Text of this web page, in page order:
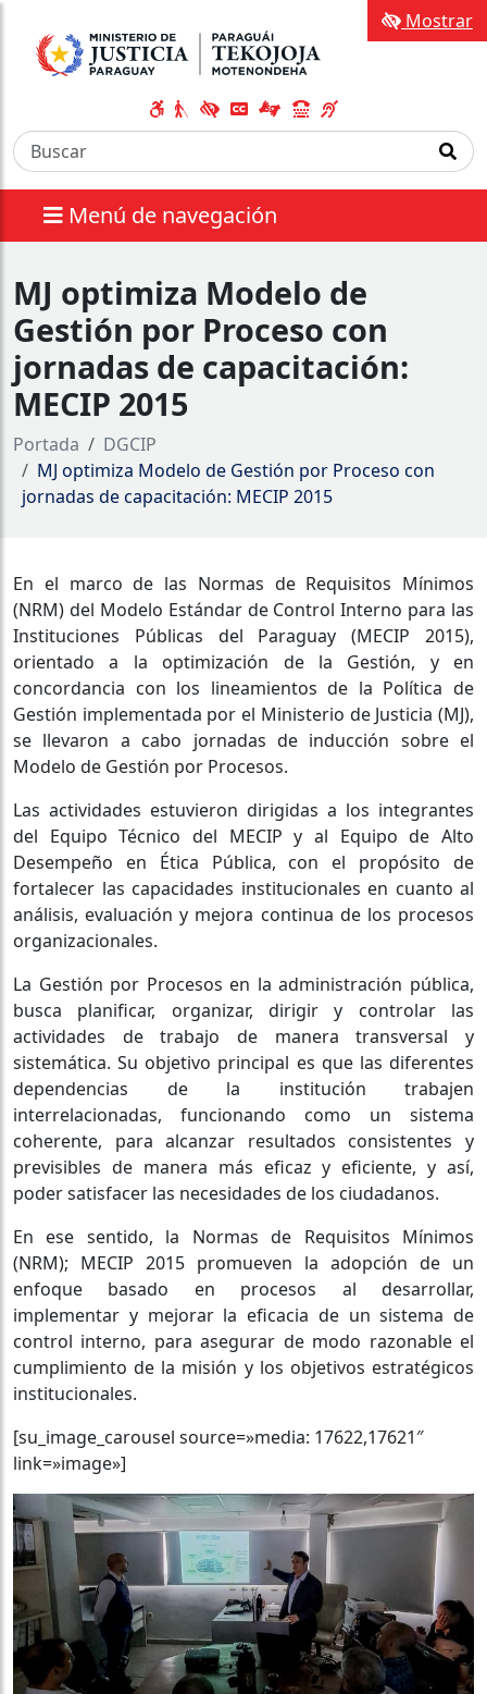
Menú de navegación
Mostrar
MJ optimiza Modelo de
Gestión por Proceso con
jornadas de capacitación:
MECIP 2015
Portada
DGCIP
MJ optimiza Modelo de Gestión por Proceso con
jornadas de capacitación: MECIP 2015
En el marco de las Normas de Requisitos Mínimos
(NRM) del Modelo Estándar de Control Interno para las
Instituciones Públicas del Paraguay (MECIP 2015),
orientado a la optimización de la Gestión, y en
concordancia con los lineamientos de la Política de
Gestión implementada por el Ministerio de Justicia (MJ),
se llevaron a cabo jornadas de inducción sobre el
Modelo de Gestión por Procesos.
Las actividades estuvieron dirigidas a los integrantes
del Equipo Técnico del MECIP y al Equipo de Alto
Desempeño en Ética Pública, con el propósito de
fortalecer las capacidades institucionales en cuanto al
análisis, evaluación y mejora continua de los procesos
organizacionales.
La Gestión por Procesos en la administración pública,
busca planificar, organizar, dirigir y controlar las
actividades de trabajo de manera transversal y
sistemática. Su objetivo principal es que las diferentes
dependencias de la institución trabajen
interrelacionadas, funcionando como un sistema
coherente, para alcanzar resultados consistentes y
previsibles de manera más eficaz y eficiente, y así,
poder satisfacer las necesidades de los ciudadanos.
En ese sentido, la Normas de Requisitos Mínimos
(NRM); MECIP 2015 promueven la adopción de un
enfoque basado en procesos al desarrollar,
implementar y mejorar la eficacia de un sistema de
control interno, para asegurar de modo razonable el
cumplimiento de la misión y los objetivos estratégicos
institucionales.
[su_image_carousel source=»media: 17622,17621″
link=»image»]